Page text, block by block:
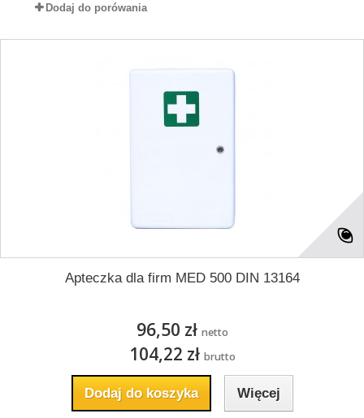
Dodaj do porówania
Apteczka dla firm MED 500 DIN 13164
96,50 zł netto
104,22 zł brutto
Dodaj do koszyka Więcej